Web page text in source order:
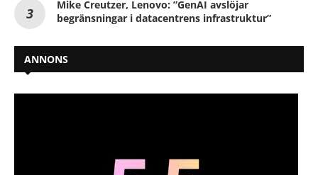
Mike Creutzer, Lenovo: ”GenAI avslöjar
begränsningar i datacentrens infrastruktur”
ANNONS